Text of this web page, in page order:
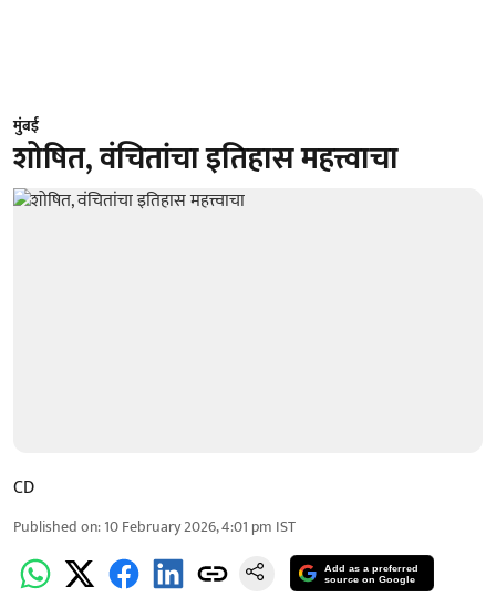
मुंबई
शोषित, वंचितांचा इतिहास महत्त्वाचा
CD
Published on:10 February 2026, 4:01 pm IST
Add as a preferred
source on Google